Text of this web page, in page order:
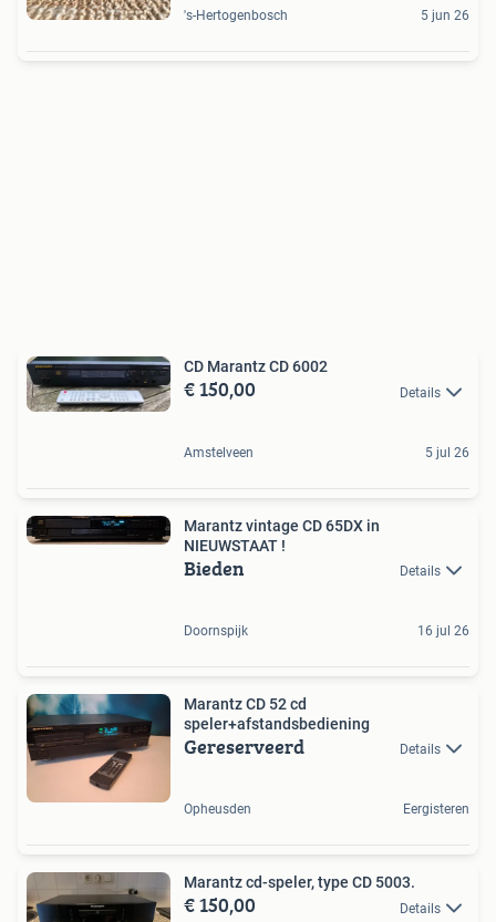
's-Hertogenbosch 5 jun 26
CD Marantz CD 6002
€ 150,00 Details
Amstelveen 5 jul 26
Marantz vintage CD 65DX in
NIEUWSTAAT !
Bieden Details
Doornspijk 16 jul 26
Marantz CD 52 cd
speler+afstandsbediening
Gereserveerd Details
Opheusden Eergisteren
Marantz cd-speler, type CD 5003.
€ 150,00 Details